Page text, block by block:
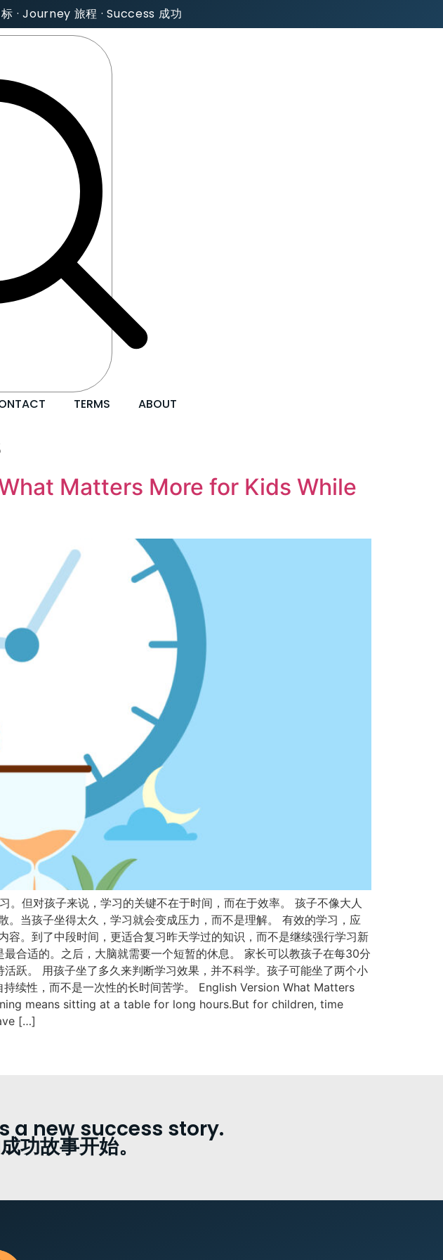
· Journey 旅程 · Success 成功
TERMS ABOUT
Matters More for Kids While
但对孩子来说，学习的关键不在于时间，而在于效率。 孩子不像大人
当孩子坐得太久，学习就会变成压力，而不是理解。 有效的学习，应
。到了中段时间，更适合复习昨天学过的知识，而不是继续强行学习新
合适的。之后，大脑就需要一个短暂的休息。 家长可以教孩子在每30分
跃。 用孩子坐了多久来判断学习效果，并不科学。孩子可能坐了两个小
续性，而不是一次性的长时间苦学。 English Version What Matters
means sitting at a table for long hours.But for children, time
[…]
a new success story.
功故事开始。